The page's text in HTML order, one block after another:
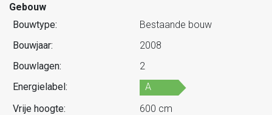
Gebouw
Bouwtype:
Bestaande bouw
Bouwjaar:
2008
Bouwlagen:
2
Energielabel:
A
Vrije hoogte:
600 cm